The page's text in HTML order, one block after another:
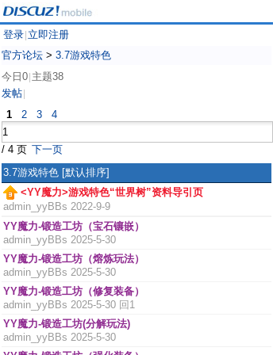
登录 立即注册
官方论坛 > 3.7游戏特色
今日0 主题38
发帖
1 2 3 4
/ 4 页 下一页
3.7游戏特色 [默认排序]
<YY魔力>游戏特色“世界树”资料导引页
admin_yyBBs 2022-9-9
YY魔力-锻造工坊（宝石镶嵌）
admin_yyBBs 2025-5-30
YY魔力-锻造工坊（熔炼玩法）
admin_yyBBs 2025-5-30
YY魔力-锻造工坊（修复装备）
admin_yyBBs 2025-5-30 回1
YY魔力-锻造工坊(分解玩法)
admin_yyBBs 2025-5-30